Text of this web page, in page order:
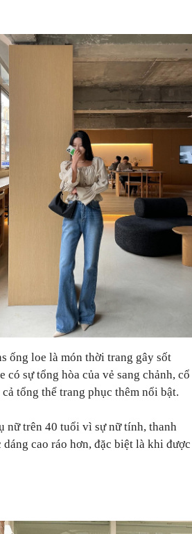
ống loe là món thời trang gây sốt
sự tổng hòa của vẻ sang chảnh, cổ
tổng thể trang phục thêm nổi bật.
nữ trên 40 tuổi vì sự nữ tính, thanh
cao ráo hơn, đặc biệt là khi được